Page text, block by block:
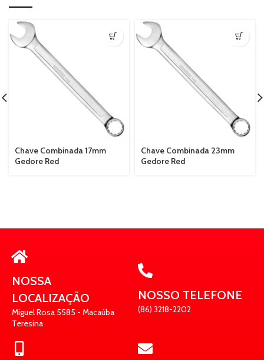
Chave Combinada 17mm
Gedore Red
Chave Combinada 23mm
Gedore Red
NOSSA
LOCALIZAÇÃO
Miguel Rosa 5585 - Macaúba
Teresina
NOSSO TELEFONE
(86) 3218-2202